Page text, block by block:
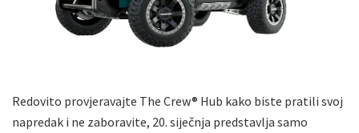
Redovito provjeravajte The Crew® Hub kako biste pratili svoj
napredak i ne zaboravite, 20. siječnja predstavlja samo